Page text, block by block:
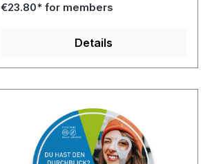
€23.80* for members
Details